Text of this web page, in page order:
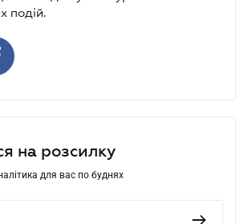
подій.
на розсилку
для вас по буднях